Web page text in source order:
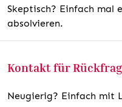
Skeptisch? Einfach mal
absolvieren.
Kontakt für
Neugierig? Einfach mit